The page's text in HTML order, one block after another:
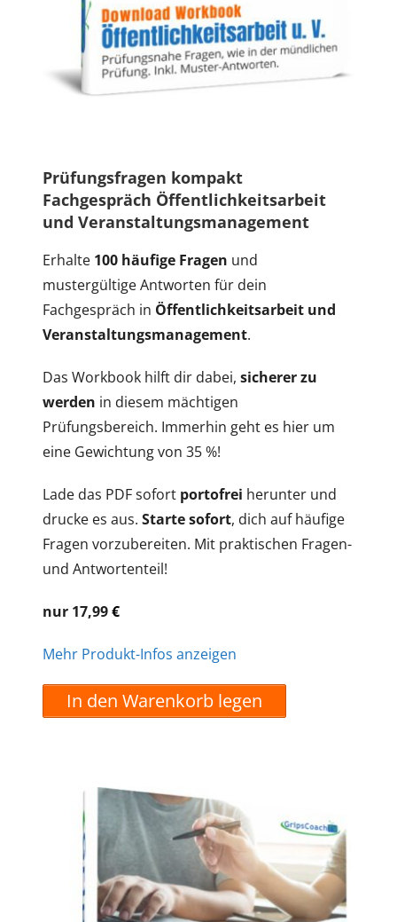
Prüfungsfragen kompakt
Fachgespräch Öffentlichkeitsarbeit
und Veranstaltungsmanagement
Erhalte 100 häufige Fragen und
mustergültige Antworten für dein
Fachgespräch in Öffentlichkeitsarbeit und
Veranstaltungsmanagement.
Das Workbook hilft dir dabei, sicherer zu
werden in diesem mächtigen
Prüfungsbereich. Immerhin geht es hier um
eine Gewichtung von 35 %!
Lade das PDF sofort portofrei herunter und
drucke es aus. Starte sofort, dich auf häufige
Fragen vorzubereiten. Mit praktischen Fragen-
und Antwortenteil!
nur 17,99€
Mehr Produkt-Infos anzeigen
In den Warenkorb legen